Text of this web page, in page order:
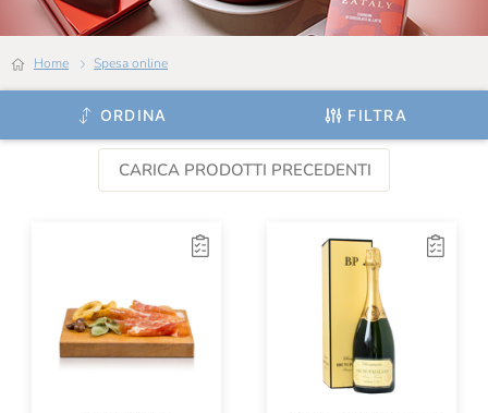
Home Spesa online
ORDINA FILTRA
CARICA PRODOTTI PRECEDENTI